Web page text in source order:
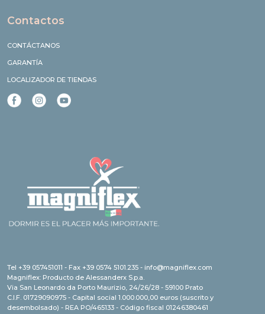
Contactos
CONTÁCTANOS
GARANTÍA
LOCALIZADOR DE TIENDAS
Tel +39 057451011 - Fax +39 0574 5101.235 - info@magniflex.com
Magniflex: Producto de Alessanderx S.p.a.
Via San Leonardo da Porto Maurizio, 24/26/28 - 59100 Prato
C.I.F. 01729090975 - Capital social 1.000.000,00 euros (suscrito y
desembolsado) - REA PO/465133 - Código fiscal 01246380461